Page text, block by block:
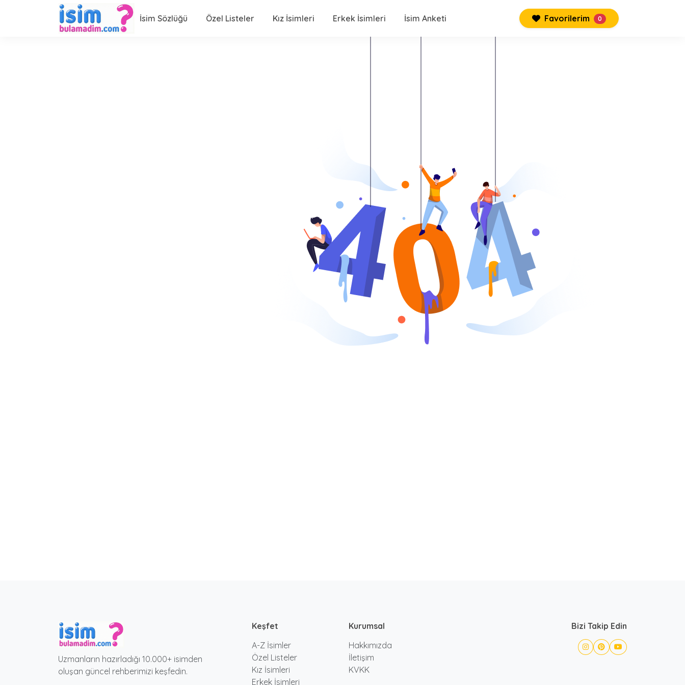
İsim Sözlüğü Özel Listeler Kız İsimleri Erkek İsimleri İsim Anketi Favorilerim 0
Uzmanların hazırladığı 10.000+ isimden
oluşan güncel rehberimizi keşfedin.
Keşfet
A-Z İsimler
Özel Listeler
Kız İsimleri
Erkek İsimleri
Kurumsal
Hakkımızda
İletişim
KVKK
Bizi Takip Edin